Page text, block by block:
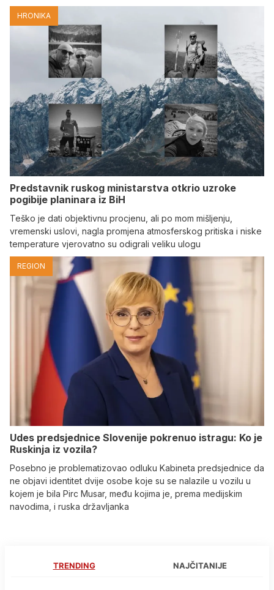
HRONIKA
Predstavnik ruskog ministarstva otkrio uzroke
pogibije planinara iz BiH
Teško je dati objektivnu procjenu, ali po mom mišljenju,
vremenski uslovi, nagla promjena atmosferskog pritiska i niske
temperature vjerovatno su odigrali veliku ulogu
REGION
Udes predsjednice Slovenije pokrenuo istragu: Ko je
Ruskinja iz vozila?
Posebno je problematizovao odluku Kabineta predsjednice da
ne objavi identitet dvije osobe koje su se nalazile u vozilu u
kojem je bila Pirc Musar, među kojima je, prema medijskim
navodima, i ruska državljanka
TRENDING NAJČITANIJE